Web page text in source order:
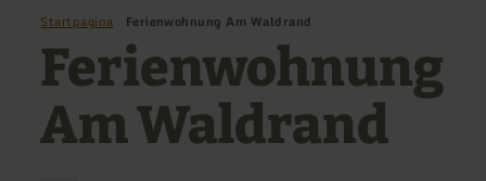
Startpagina Ferienwohnung Am Waldrand
Ferienwohnung
Am Waldrand